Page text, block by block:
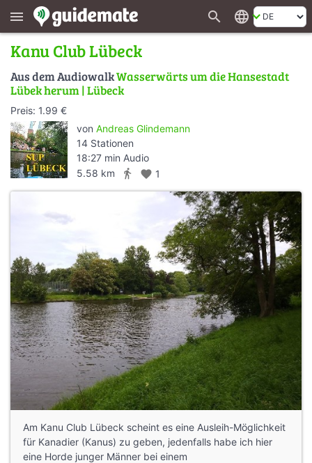
menu search language
Kanu Club Lübeck
Aus dem AudiowalkWasserwärts um die Hansestadt
Lübek herum | Lübeck
Preis: 1.99 €
von Andreas Glindemann
14 Stationen
18:27 min Audio
5.58 km
directions_walk favorite 1
Am Kanu Club Lübeck scheint es eine Ausleih-Möglichkeit
für Kanadier (Kanus) zu geben, jedenfalls habe ich hier
eine Horde junger Männer bei einem